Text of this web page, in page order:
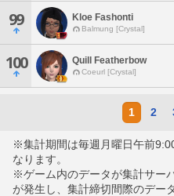
99 Kloe Fashonti
Balmung [Crystal]
100 Quill Featherbow
Coeurl [Crystal]
1 2
※集計期間は毎週月曜日午前
なります。
※ゲーム内のデータが集計サー
が発生し、集計締切間際のデー